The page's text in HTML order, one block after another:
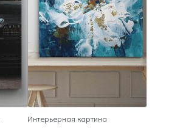
Интерьерная картина